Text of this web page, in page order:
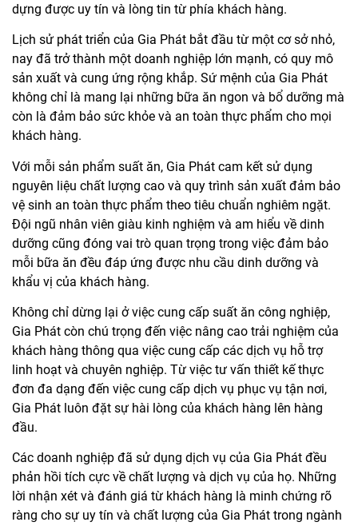
dựng được uy tín và lòng tin từ phía khách hàng.
Lịch sử phát triển của Gia Phát bắt đầu từ một cơ sở nhỏ,
nay đã trở thành một doanh nghiệp lớn mạnh, có quy mô
sản xuất và cung ứng rộng khắp. Sứ mệnh của Gia Phát
không chỉ là mang lại những bữa ăn ngon và bổ dưỡng mà
còn là đảm bảo sức khỏe và an toàn thực phẩm cho mọi
khách hàng.
Với mỗi sản phẩm suất ăn, Gia Phát cam kết sử dụng
nguyên liệu chất lượng cao và quy trình sản xuất đảm bảo
vệ sinh an toàn thực phẩm theo tiêu chuẩn nghiêm ngặt.
Đội ngũ nhân viên giàu kinh nghiệm và am hiểu về dinh
dưỡng cũng đóng vai trò quan trọng trong việc đảm bảo
mỗi bữa ăn đều đáp ứng được nhu cầu dinh dưỡng và
khẩu vị của khách hàng.
Không chỉ dừng lại ở việc cung cấp suất ăn công nghiệp,
Gia Phát còn chú trọng đến việc nâng cao trải nghiệm của
khách hàng thông qua việc cung cấp các dịch vụ hỗ trợ
linh hoạt và chuyên nghiệp. Từ việc tư vấn thiết kế thực
đơn đa dạng đến việc cung cấp dịch vụ phục vụ tận nơi,
Gia Phát luôn đặt sự hài lòng của khách hàng lên hàng
đầu.
Các doanh nghiệp đã sử dụng dịch vụ của Gia Phát đều
phản hồi tích cực về chất lượng và dịch vụ của họ. Những
lời nhận xét và đánh giá từ khách hàng là minh chứng rõ
ràng cho sự uy tín và chất lượng của Gia Phát trong ngành